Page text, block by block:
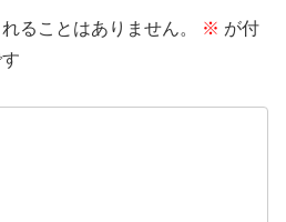
ることはありません。 ※ が付